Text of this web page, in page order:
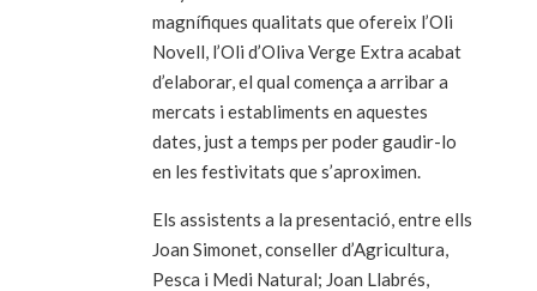
magnífiques qualitats que ofereix l’Oli
Novell, l’Oli d’Oliva Verge Extra acabat
d’elaborar, el qual comença a arribar a
mercats i establiments en aquestes
dates, just a temps per poder gaudir-lo
en les festivitats que s’aproximen.
Els assistents a la presentació, entre ells
Joan Simonet, conseller d’Agricultura,
Pesca i Medi Natural; Joan Llabrés,